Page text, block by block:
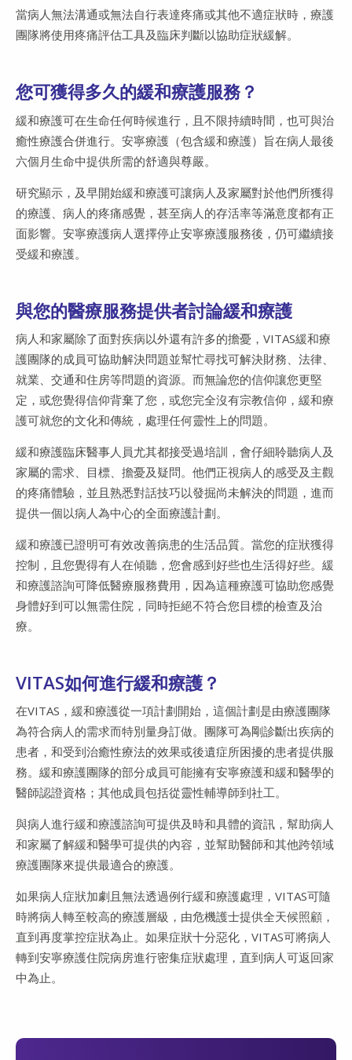
當病人無法溝通或無法自行表達疼痛或其他不適症狀時，療護
團隊將使用疼痛評估工具及臨床判斷以協助症狀緩解。
您可獲得多久的緩和療護服務？
緩和療護可在生命任何時候進行，且不限持續時間，也可與治
癒性療護合併進行。安寧療護（包含緩和療護）旨在病人最後
六個月生命中提供所需的舒適與尊嚴。
研究顯示，及早開始緩和療護可讓病人及家屬對於他們所獲得
的療護、病人的疼痛感覺，甚至病人的存活率等滿意度都有正
面影響。安寧療護病人選擇停止安寧療護服務後，仍可繼續接
受緩和療護。
與您的醫療服務提供者討論緩和療護
病人和家屬除了面對疾病以外還有許多的擔憂，VITAS緩和療
護團隊的成員可協助解決問題並幫忙尋找可解決財務、法律、
就業、交通和住房等問題的資源。而無論您的信仰讓您更堅
定，或您覺得信仰背棄了您，或您完全沒有宗教信仰，緩和療
護可就您的文化和傳統，處理任何靈性上的問題。
緩和療護臨床醫事人員尤其都接受過培訓，會仔細聆聽病人及
家屬的需求、目標、擔憂及疑問。他們正視病人的感受及主觀
的疼痛體驗，並且熟悉對話技巧以發掘尚未解決的問題，進而
提供一個以病人為中心的全面療護計劃。
緩和療護已證明可有效改善病患的生活品質。當您的症狀獲得
控制，且您覺得有人在傾聽，您會感到好些也生活得好些。緩
和療護諮詢可降低醫療服務費用，因為這種療護可協助您感覺
身體好到可以無需住院，同時拒絕不符合您目標的檢查及治
療。
VITAS如何進行緩和療護？
在VITAS，緩和療護從一項計劃開始，這個計劃是由療護團隊
為符合病人的需求而特別量身訂做。團隊可為剛診斷出疾病的
患者，和受到治癒性療法的效果或後遺症所困擾的患者提供服
務。緩和療護團隊的部分成員可能擁有安寧療護和緩和醫學的
醫師認證資格；其他成員包括從靈性輔導師到社工。
與病人進行緩和療護諮詢可提供及時和具體的資訊，幫助病人
和家屬了解緩和醫學可提供的內容，並幫助醫師和其他跨領域
療護團隊來提供最適合的療護。
如果病人症狀加劇且無法透過例行緩和療護處理，VITAS可隨
時將病人轉至較高的療護層級，由危機護士提供全天候照顧，
直到再度掌控症狀為止。如果症狀十分惡化，VITAS可將病人
轉到安寧療護住院病房進行密集症狀處理，直到病人可返回家
中為止。